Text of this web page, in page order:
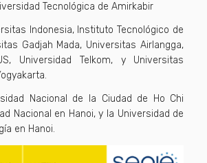
Tecnológica de Amirkabir
Indonesia, Instituto Tecnológico de
Gadjah Mada, Universitas Airlangga,
Universidad Telkom, y Universitas
Nacional de la Ciudad de Ho Chi
Nacional en Hanoi, y la Universidad de
en Hanoi.